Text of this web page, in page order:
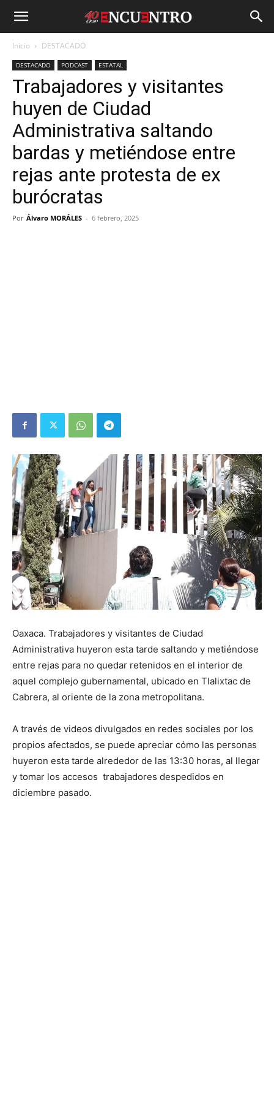
Inicio DESTACADO
DESTACADO PODCAST ESTATAL
Trabajadores y visitantes
huyen de Ciudad
Administrativa saltando
bardas y metiéndose entre
rejas ante protesta de ex
burócratas
Por Álvaro MORÁLES - 6 febrero, 2025
Oaxaca. Trabajadores y visitantes de Ciudad
Administrativa huyeron esta tarde saltando y metiéndose
entre rejas para no quedar retenidos en el interior de
aquel complejo gubernamental, ubicado en Tlalixtac de
Cabrera, al oriente de la zona metropolitana.
A través de videos divulgados en redes sociales por los
propios afectados, se puede apreciar cómo las personas
huyeron esta tarde alrededor de las 13:30 horas, al llegar
y tomar los accesos trabajadores despedidos en
diciembre pasado.